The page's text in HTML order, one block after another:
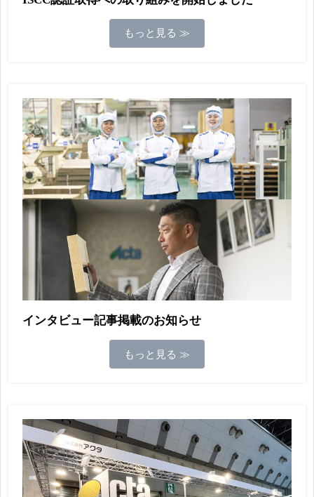
もっと見る ≫
インタビュー記事掲載のお知らせ
もっと見る ≫